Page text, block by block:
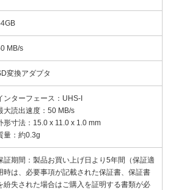
MB/s
変換アダプタ
ンターフェース：UHS-I
大読出速度：50 MB/s
形寸法：15.0 x 11.0 x 1.0 mm
量：約0.3g
証期間：製品お買い上げ日より5年間（保証適
時は、必要事項が記載された保証書、保証書
紛失された場合はご購入を証明する書類が必